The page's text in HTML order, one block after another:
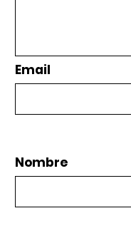
Email
Nombre